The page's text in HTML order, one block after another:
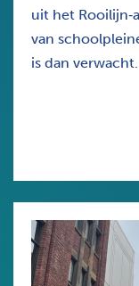
uit het
van
is dan verwacht.